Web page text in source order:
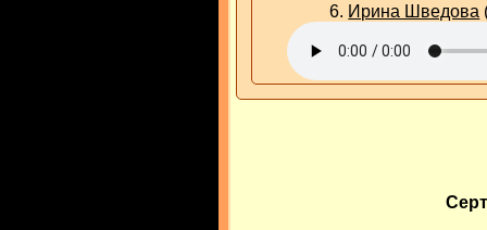
6. Ирина Шведова